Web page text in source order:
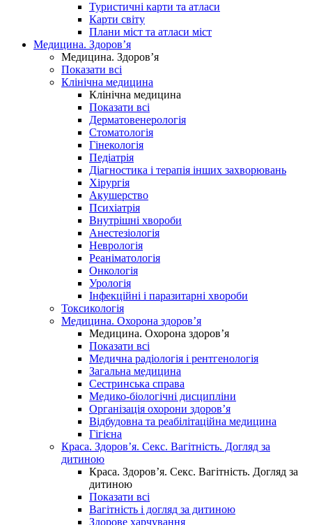
Туристичні карти та атласи
Карти світу
Плани міст та атласи міст
Медицина. Здоров’я
Медицина. Здоров’я
Показати всі
Клінічна медицина
Клінічна медицина
Показати всі
Дерматовенерологія
Стоматологія
Гінекологія
Педіатрія
Діагностика і терапія інших захворювань
Хірургія
Акушерство
Психіатрія
Внутрішні хвороби
Анестезіологія
Неврологія
Реаніматологія
Онкологія
Урологія
Інфекційні і паразитарні хвороби
Токсикологія
Медицина. Охорона здоров’я
Медицина. Охорона здоров’я
Показати всі
Медична радіологія і рентгенологія
Загальна медицина
Сестринська справа
Медико-біологічні дисципліни
Організація охорони здоров’я
Відбудовна та реабілітаційна медицина
Гігієна
Краса. Здоров’я. Секс. Вагітність. Догляд за
дитиною
Краса. Здоров’я. Секс. Вагітність. Догляд за
дитиною
Показати всі
Вагітність і догляд за дитиною
Здорове харчування